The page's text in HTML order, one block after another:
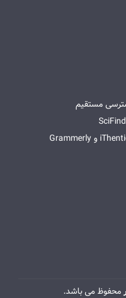
مستقیم
محفوظ می باشد.